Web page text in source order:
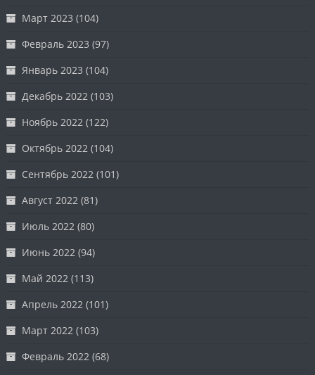
Март 2023 (104)
Февраль 2023 (97)
Январь 2023 (104)
Декабрь 2022 (103)
Ноябрь 2022 (122)
Октябрь 2022 (104)
Сентябрь 2022 (101)
Август 2022 (81)
Июль 2022 (80)
Июнь 2022 (94)
Май 2022 (113)
Апрель 2022 (101)
Март 2022 (103)
Февраль 2022 (68)